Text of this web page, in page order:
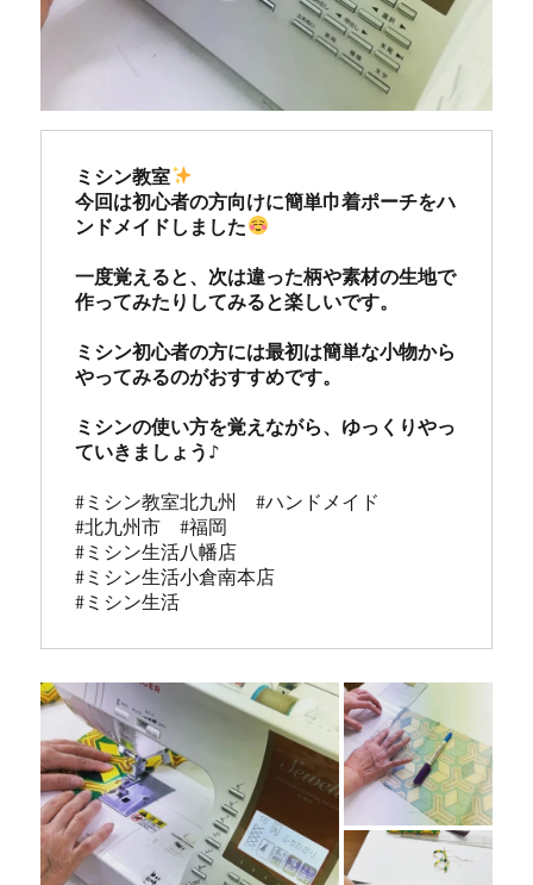
ミシン教室
今回は初心者の方向けに簡単巾着ポーチをハ
ンドメイドしました
一度覚えると、次は違った柄や素材の生地で
作ってみたりしてみると楽しいです。
ミシン初心者の方には最初は簡単な小物から
やってみるのがおすすめです。
ミシンの使い方を覚えながら、ゆっくりやっ
#ミシン教室北九州　#ハンドメイド
#北九州市　#福岡
#ミシン生活八幡店
#ミシン生活小倉南本店
#ミシン生活